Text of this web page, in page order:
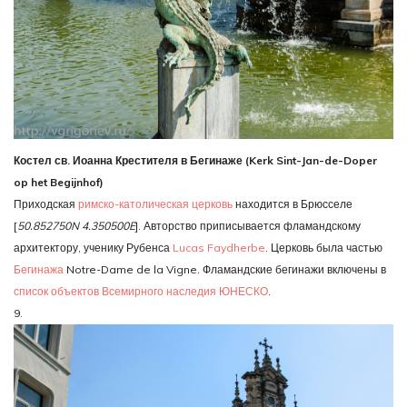
Костел св. Иоанна Крестителя в Бегинаже (Kerk Sint-Jan-de-Doper
op het Begijnhof)
Приходская римско-католическая церковь находится в Брюсселе
[50.852750N 4.350500E]. Авторство приписывается фламандскому
архитектору, ученику Рубенса Lucas Faydherbe. Церковь была частью
Бегинажа Notre-Dame de la Vigne. Фламандские бегинажи включены в
список объектов Всемирного наследия ЮНЕСКО.
9.